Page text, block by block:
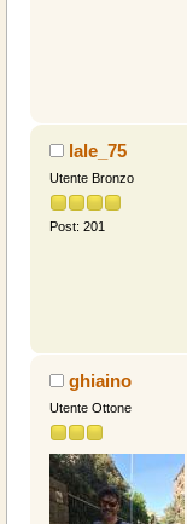
lale_75
Utente Bronzo
Post: 201
ghiaino
Utente Ottone